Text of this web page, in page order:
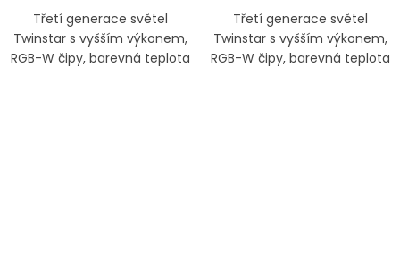
Třetí generace světel
Twinstar s vyšším výkonem,
RGB-W čipy, barevná teplota
Třetí generace světel
Twinstar s vyšším výkonem,
RGB-W čipy, barevná teplota